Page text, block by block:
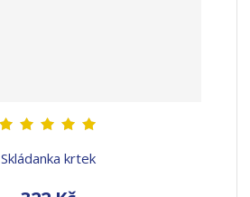
Skládanka krtek